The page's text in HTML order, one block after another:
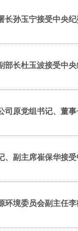
长孙玉宁接受中央
部长杜玉波接受中
司原党组书记、董
、副主席崔保华接
环境委员会副主任